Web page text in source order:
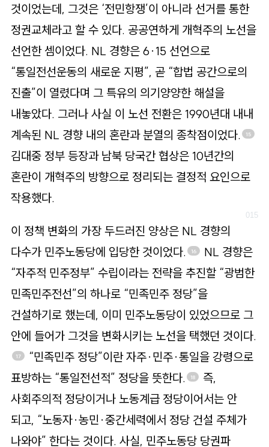
것이었는데, 그것은 ‘전민항쟁’이 아니라 선거를 통한
정권교체라고 할 수 있다. 공공연하게 개혁주의 노선을
선언한 셈이었다. NL 경향은 6·15 선언으로
“통일전선운동의 새로운 지평”, 곧 “합법 공간으로의
진출”이 열렸다며 그 특유의 의기양양한 해설을
내놓았다. 그러나 사실 이 노선 전환은 1990년대 내내
계속된 NL 경향 내의 혼란과 분열의 종착점이었다.
15
김대중 정부 등장과 남북 당국간 협상은 10년간의
혼란이 개혁주의 방향으로 정리되는 결정적 요인으로
작용했다.
이 정책 변화의 가장 두드러진 양상은 NL 경향의
다수가 민주노동당에 입당한 것이었다.
16
NL 경향은
“자주적 민주정부” 수립이라는 전략을 추진할 “광범한
민족민주전선”의 하나로 “민족민주 정당”을
건설하기로 했는데, 이미 민주노동당이 있었으므로 그
안에 들어가 그것을 변화시키는 노선을 택했던 것이다.
17
“민족민주 정당”이란 자주·민주·통일을 강령으로
표방하는 “통일전선적” 정당을 뜻한다.
18
즉,
사회주의적 정당이거나 노동계급 정당이어서는 안
되고, “노동자·농민·중간세력에서 정당 건설 주체가
나와야” 한다는 것이다. 사실, 민주노동당 당권파